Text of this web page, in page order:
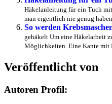
Häkelanleitung für ein Tuch
man eigentlich nie genug
So werden
gehäkelt Um eine Häkelarbeit
Möglichkeiten. Eine Kante mit
Veröffentlicht von
Autoren Profil: